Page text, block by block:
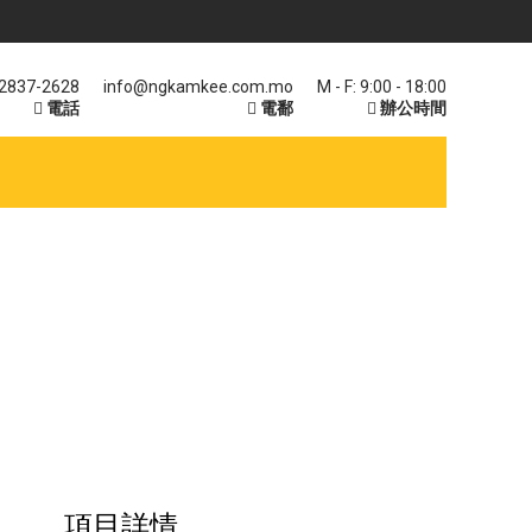
M - F: 9:00 - 18:00
辦公時間
info@ngkamkee.com.mo
電鄱
2628
電話